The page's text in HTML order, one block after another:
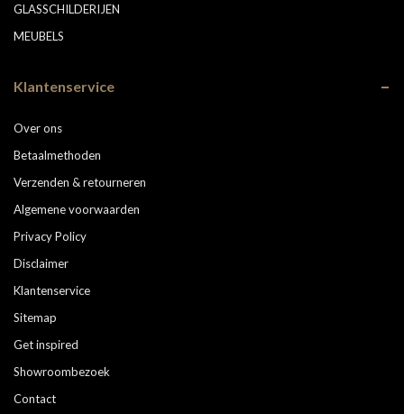
GLASSCHILDERIJEN
MEUBELS
Klantenservice
Over ons
Betaalmethoden
Verzenden & retourneren
Algemene voorwaarden
Privacy Policy
Disclaimer
Klantenservice
Sitemap
Get inspired
Showroombezoek
Contact